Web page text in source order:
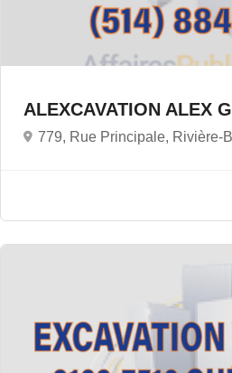
ALEXCAVATION ALEX
779, Rue Principale, Rivière-